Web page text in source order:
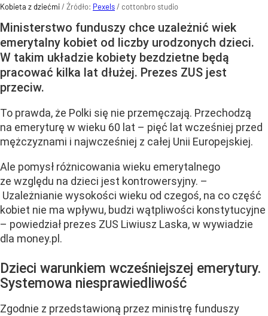
Kobieta z dziećmi/ Źródło: Pexels/ cottonbro studio
Ministerstwo funduszy chce uzależnić wiek
emerytalny kobiet od liczby urodzonych dzieci.
W takim układzie kobiety bezdzietne będą
pracować kilka lat dłużej. Prezes ZUS jest
przeciw.
To prawda, że Polki się nie przemęczają. Przechodzą
na emeryturę w wieku 60 lat – pięć lat wcześniej przed
mężczyznami i najwcześniej z całej Unii Europejskiej.
Ale pomysł różnicowania wieku emerytalnego
ze względu na dzieci jest kontrowersyjny. –
Uzależnianie wysokości wieku od czegoś, na co część
kobiet nie ma wpływu, budzi wątpliwości konstytucyjne
– powiedział prezes ZUS Liwiusz Laska, w wywiadzie
dla money.pl.
Dzieci warunkiem wcześniejszej emerytury.
Systemowa niesprawiedliwość
Zgodnie z przedstawioną przez ministrę funduszy